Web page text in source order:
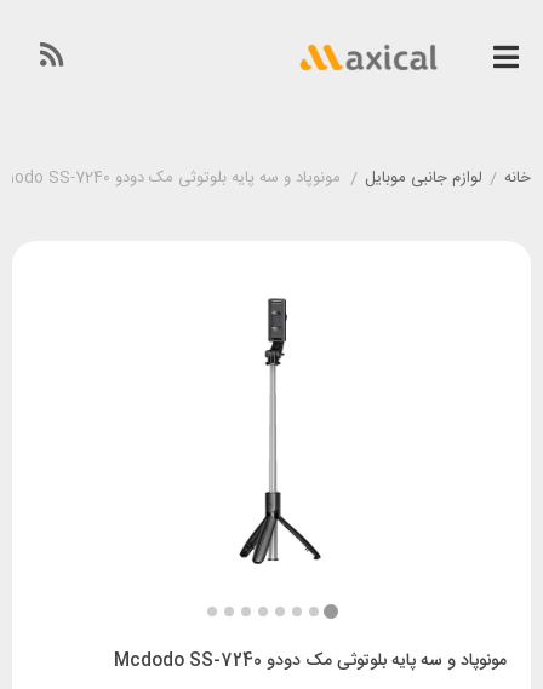
خانه / لوازم جانبی موبایل / مونوپاد و سه پایه بلوتوثی مک دودو Mcdodo SS-7240
مونوپاد و سه پایه بلوتوثی مک دودو Mcdodo SS-7240